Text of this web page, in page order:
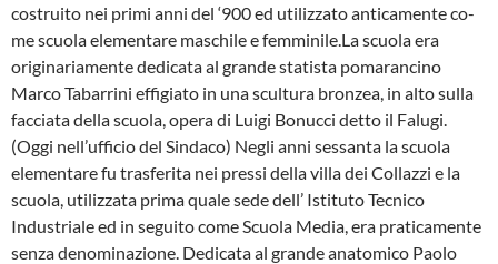
costruito nei pri­mi anni del ‘900 ed utilizzato anticamente co­
me scuola elementare maschile e femminile.La scuola era
originariamente dedicata al gran­de statista pomarancino
Marco Tabarrini effi­giato in una scultura bronzea, in alto sulla
fac­ciata della scuola, opera di Luigi Bonucci det­to il Falugi.
(Oggi nell’ufficio del Sindaco) Negli anni sessanta la scuola
elementare fu tra­sferita nei pressi della villa dei Collazzi e la
scuola, utilizzata prima quale sede dell’ Istitu­to Tecnico
Industriale ed in seguito come Scuo­la Media, era praticamente
senza denomina­zione. Dedicata al grande anatomico Paolo